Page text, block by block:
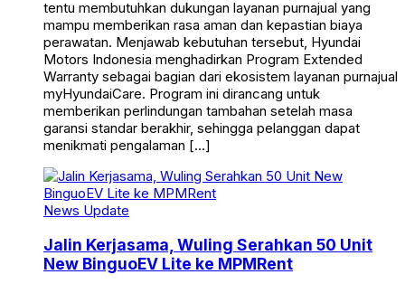
tentu membutuhkan dukungan layanan purnajual yang
mampu memberikan rasa aman dan kepastian biaya
perawatan. Menjawab kebutuhan tersebut, Hyundai
Motors Indonesia menghadirkan Program Extended
Warranty sebagai bagian dari ekosistem layanan purnajual
myHyundaiCare. Program ini dirancang untuk
memberikan perlindungan tambahan setelah masa
garansi standar berakhir, sehingga pelanggan dapat
menikmati pengalaman […]
News Update
Jalin Kerjasama, Wuling Serahkan 50 Unit
New BinguoEV Lite ke MPMRent